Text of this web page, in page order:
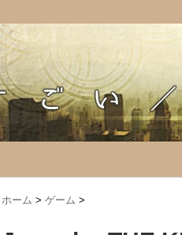
ホーム > ゲーム >